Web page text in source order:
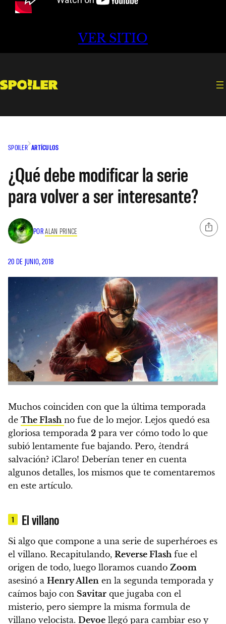
VER SITIO
SPOILER ARTÍCULOS
¿Qué debe modificar la serie
para volver a ser interesante?
PORALAN PRINCE
20 DE JUNIO, 2018
Muchos coinciden con que la última temporada
de The Flash no fue de lo mejor. Lejos quedó esa
gloriosa temporada 2 para ver cómo todo lo que
subió lentamente fue bajando. Pero, ¿tendrá
salvación? ¡Claro! Deberían tener en cuenta
algunos detalles, los mismos que te comentaremos
en este artículo.
1 El villano
Si algo que compone a una serie de superhéroes es
el villano. Recapitulando, Reverse Flashfue el
origen de todo, luego lloramos cuando Zoom
asesinó a Henry Allen en la segunda temporada y
caímos bajo con Savitar que jugaba con el
misterio, pero siempre la misma formula de
villano velocista. Devoe llegó para cambiar eso y